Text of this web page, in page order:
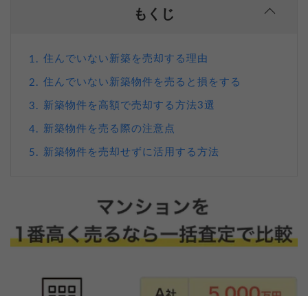
もくじ
1. 住んでいない新築を売却する理由
2. 住んでいない新築物件を売ると損をする
3. 新築物件を高額で売却する方法3選
4. 新築物件を売る際の注意点
5. 新築物件を売却せずに活用する方法